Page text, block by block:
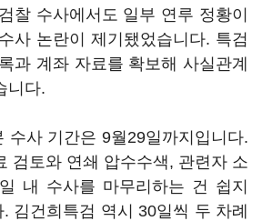
찰 수사에서도 일부 연루 정황이
사 논란이 제기됐었습니다. 특검
과 계좌 자료를 확보해 사실관계
니다.
수사 기간은 9월29일까지입니다.
검토와 연쇄 압수수색, 관련자 소
내 수사를 마무리하는 건 쉽지
김건희특검 역시 30일씩 두 차례